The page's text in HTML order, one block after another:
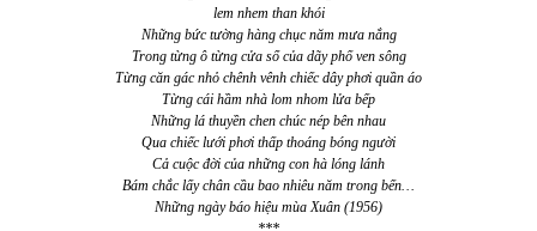
lem nhem than khói
Những bức tường hàng chục năm mưa nắng
Trong từng ô từng cửa sổ của dãy phố ven sông
Từng căn gác nhỏ chênh vênh chiếc dây phơi quần áo
Từng cái hầm nhà lom nhom lửa bếp
Những lá thuyền chen chúc nép bên nhau
Qua chiếc lưới phơi thấp thoáng bóng người
Cả cuộc đời của những con hà lóng lánh
Bám chắc lấy chân cầu bao nhiêu năm trong bến…
Những ngày báo hiệu mùa Xuân (1956)